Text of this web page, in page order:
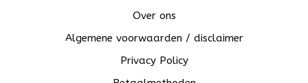
Over ons
Algemene voorwaarden / disclaimer
Privacy Policy